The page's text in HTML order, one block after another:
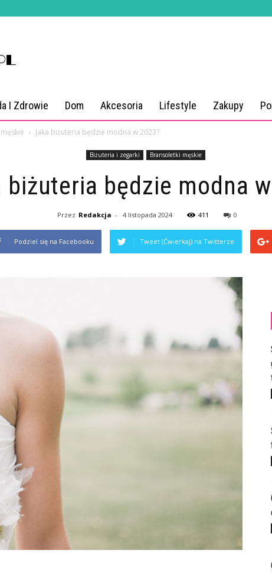
I Zdrowie Dom Akcesoria Lifestyle Zakupy
Jaka biżuteria będzie modna w 2023?
Biżuteria i zegarki Bransoletki męskie
biżuteria będzie modna
Przez Redakcja - 4 listopada 2024 411 0
Podziel się na Facebooku Tweet (Ćwierkaj) na Twitterze